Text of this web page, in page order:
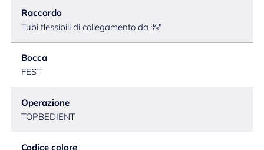
Raccordo
Tubi flessibili di collegamento da ⅜"
Bocca
FEST
Operazione
TOPBEDIENT
Codice colore